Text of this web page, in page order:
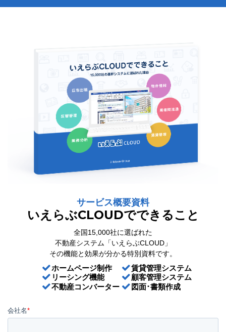
サービス概要資料
いえらぶCLOUDでできること
全国15,000社に選ばれた
不動産システム「いえらぶCLOUD」
その機能と効果が分かる特別資料です。
ホームページ制作
リーシング機能
不動産コンバーター
賃貸管理システム
顧客管理システム
図面･書類作成